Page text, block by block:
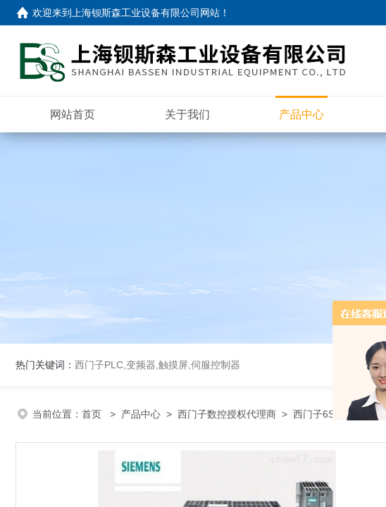
欢迎来到 上海钡斯森工业设备有限公司网站 ！
网站首页 关于我们 产品中心
热门关键词： 西门子PLC,变频器,触摸屏,伺服控制器
当前位置： 首页 > 产品中心 > 西门子数控授权代理商 > 西门子6SN授权代理商